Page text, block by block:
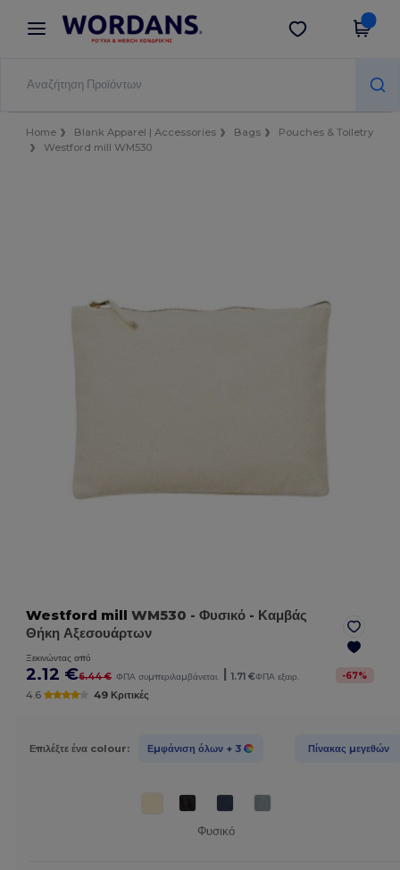
× Εφαρμογή Wordans
Καλύτερες τιμές στην εφαρμογή!
Λήψη app
Home Blank Apparel | Accessories Bags
Pouches & Toiletry
Westford mill WM530
Westford mill WM530 - Φυσικό - Καμβάς
Θήκη Αξεσουάρτων
Ξεκινώντας από
2.12 €6.44 € ΦΠΑ συμπεριλαμβάνεται. | 1.71 €ΦΠΑ εξαιρ. -67%
4.6 49 Κριτικές
Επιλέξτε ένα colour: Εμφάνιση όλων + 3 Πίνακας μεγεθών
Φυσικό